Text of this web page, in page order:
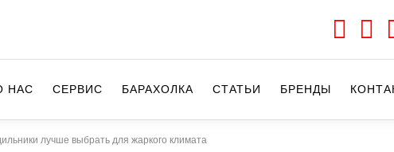
НАС СЕРВИС БАРАХОЛКА CТАТЬИ БРЕНДЫ
лучше выбрать для жаркого климата